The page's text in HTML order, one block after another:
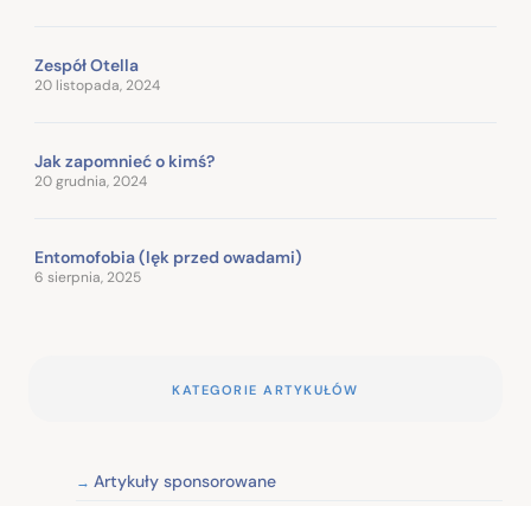
Zespół Otella
20 listopada, 2024
Jak zapomnieć o kimś?
20 grudnia, 2024
Entomofobia (lęk przed owadami)
6 sierpnia, 2025
KATEGORIE ARTYKUŁÓW
Artykuły sponsorowane